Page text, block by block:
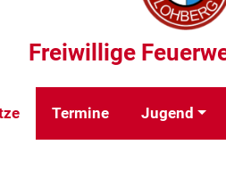
Freiwillige
Termine Jugend